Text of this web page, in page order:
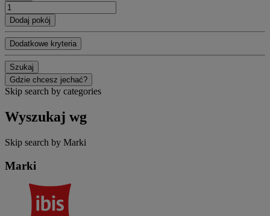
Dodaj pokój
Dodatkowe kryteria
Szukaj
Gdzie chcesz jechać?
Skip search by categories
Wyszukaj wg
Skip search by Marki
Marki